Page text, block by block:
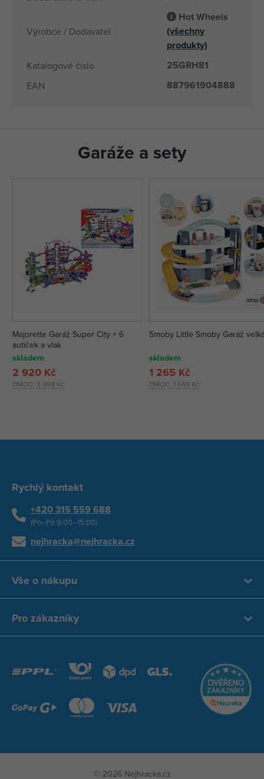
Výrobce / Dodavatel
Hot Wheels
(všechny
produkty)
Katalogové číslo 25GRH81
EAN 887961904888
Garáže a sety
Majorette Garáž Super City + 6
autíček a vlak
skladem
DMOC: 3 999 Kč
2 920 Kč
Smoby Little Smoby Garáž
skladem
DMOC: 1 649 Kč
1 265 Kč
Rychlý kontakt
+420 315 559 688
(Po–Pá 9:00–15:00)
nejhracka@nejhracka.cz
Vše o nákupu
Pro zákazníky
© 2026 Nejhracka.cz